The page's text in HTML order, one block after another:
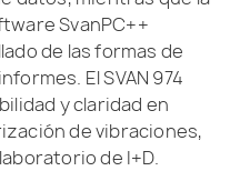
SvanPC++
de las formas de
El SVAN 974
y claridad en
de vibraciones,
de I+D.